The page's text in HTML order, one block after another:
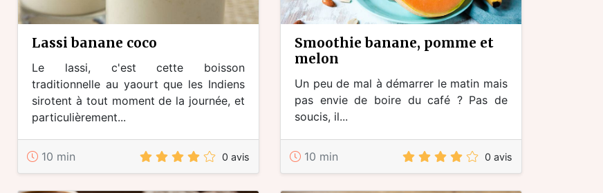
lassi banane coco
Le lassi, c'est cette boisson
traditionnelle au yaourt que les Indiens
sirotent à tout moment de la journée, et
particulièrement...
10 min 0 avis
smoothie banane, pomme et
melon
Un peu de mal à démarrer le matin mais
pas envie de boire du café ? Pas de
soucis, il...
10 min 0 avis